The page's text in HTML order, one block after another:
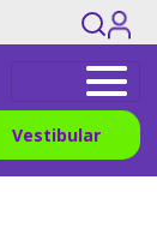
Vestibular
ter o mesmo